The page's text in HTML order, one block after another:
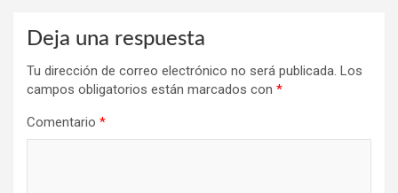
Deja una respuesta
Tu dirección de correo electrónico no será publicada. Los
campos obligatorios están marcados con *
Comentario *